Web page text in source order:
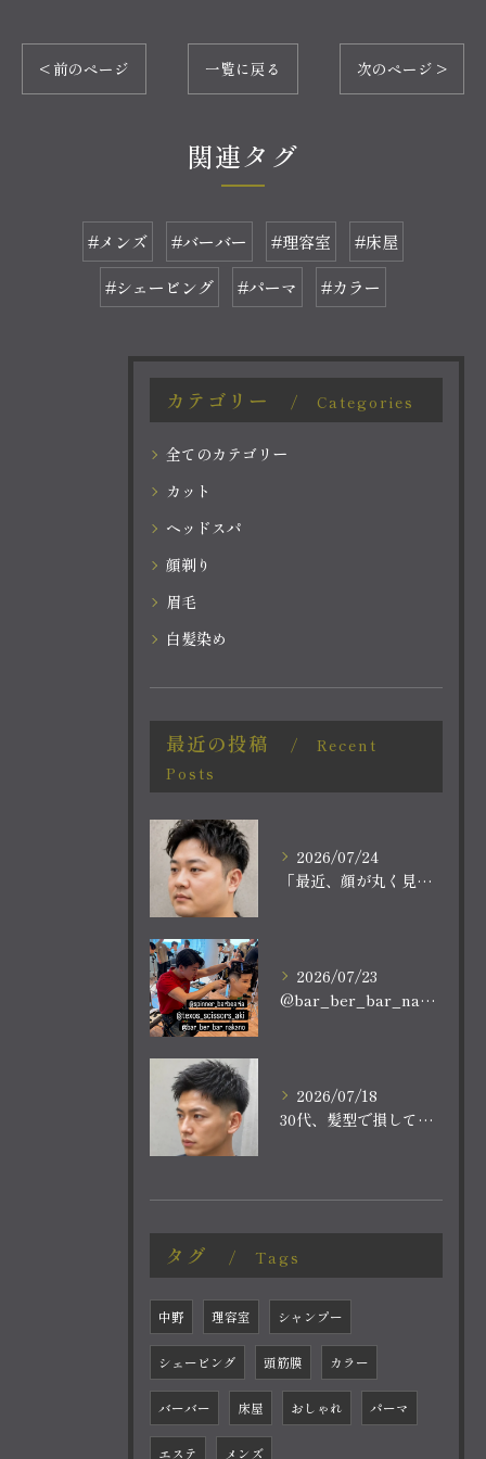
< 前のページ 一覧に戻る 次のページ >
関連タグ
#メンズ #バーバー #理容室
#床屋
#シェービング
#パーマ #カラー
カテゴリー Categories
全てのカテゴリー
カット
ヘッドスパ
顔剃り
眉毛
白髪染め
最近の投稿
Recent
Posts
2026/07/24
「最近、顔が丸く見える。
2026/07/23
@bar_ber_bar_nakano
2026/07/18
30代、髪型で損していませんか？
タグ Tags
中野 理容室 シャンプー
シェービング 頭筋膜 カラー
バーバー 床屋 おしゃれ パーマ
エステ メンズ